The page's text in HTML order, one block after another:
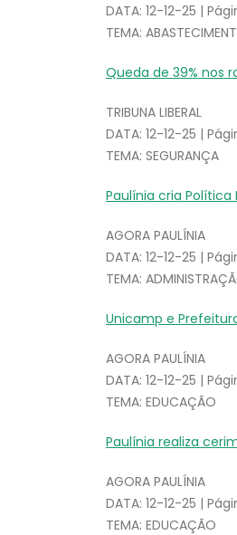
DATA: 12-12-25 |
TEMA:
Queda de 39% nos
TRIBUNA LIBERAL
DATA: 12-12-25 |
TEMA: SEGURANÇA
Paulínia cria Política
AGORA PAULÍNIA
DATA: 12-12-25 |
TEMA:
Unicamp e
AGORA PAULÍNIA
DATA: 12-12-25 |
TEMA: EDUCAÇÃO
Paulínia realiza
AGORA PAULÍNIA
DATA: 12-12-25 |
TEMA: EDUCAÇÃO